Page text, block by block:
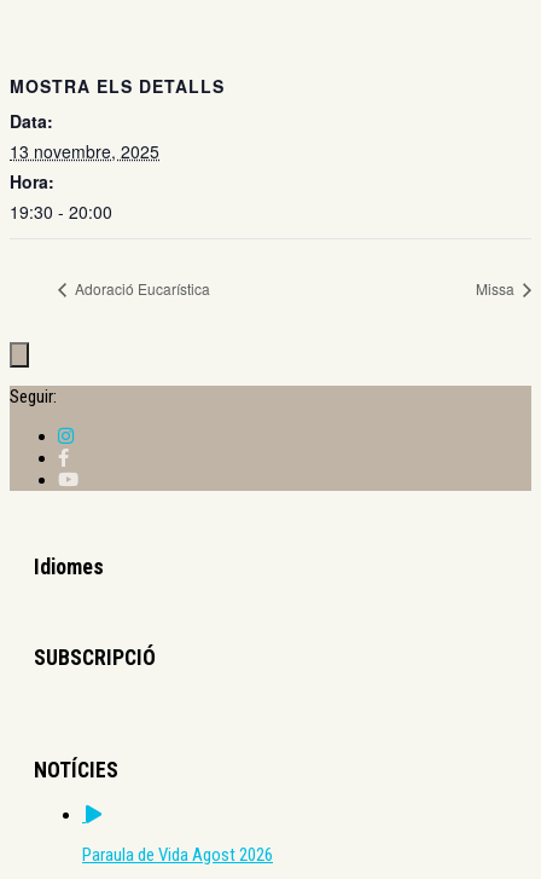
MOSTRA ELS DETALLS
Data:
13 novembre, 2025
Hora:
19:30 - 20:00
Adoració Eucarística Missa
Seguir:
Idiomes
SUBSCRIPCIÓ
NOTÍCIES
Paraula de Vida Agost 2026